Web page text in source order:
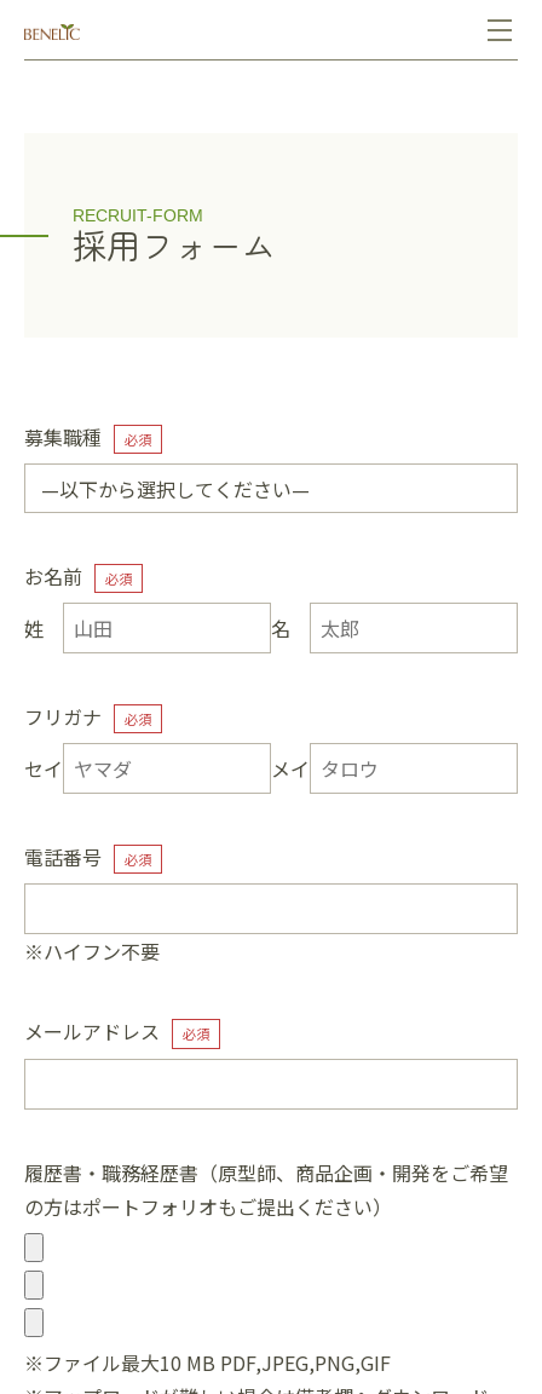
RECRUIT-FORM
採用フォーム
募集職種 必須
お名前 必須
姓 名
フリガナ 必須
セイ メイ
電話番号 必須
※ハイフン不要
メールアドレス 必須
履歴書・職務経歴書（原型師、商品企画・開発をご希望
の方はポートフォリオもご提出ください）
※ファイル最大10 MB PDF,JPEG,PNG,GIF